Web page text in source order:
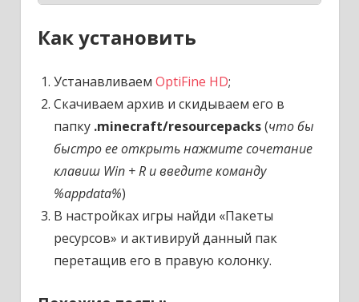
Как установить
Устанавливаем OptiFine HD;
Скачиваем архив и скидываем его в
папку .minecraft/resourcepacks(что бы
быстро ее открыть нажмите сочетание
клавиш Win + R и введите команду
%appdata%)
В настройках игры найди «Пакеты
ресурсов» и активируй данный пак
перетащив его в правую колонку.